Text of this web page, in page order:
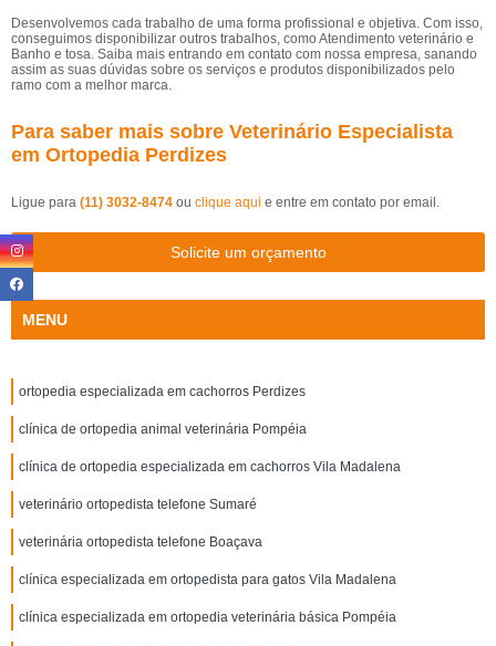
Desenvolvemos cada trabalho de uma forma profissional e objetiva. Com isso,
conseguimos disponibilizar outros trabalhos, como Atendimento veterinário e
Banho e tosa. Saiba mais entrando em contato com nossa empresa, sanando
assim as suas dúvidas sobre os serviços e produtos disponibilizados pelo
ramo com a melhor marca.
Para saber mais sobre Veterinário Especialista
em Ortopedia Perdizes
Ligue para (11) 3032-8474 ou clique aqui e entre em contato por email.
Solicite um orçamento
MENU
ortopedia especializada em cachorros Perdizes
clínica de ortopedia animal veterinária Pompéia
clínica de ortopedia especializada em cachorros Vila Madalena
veterinário ortopedista telefone Sumaré
veterinária ortopedista telefone Boaçava
clínica especializada em ortopedista para gatos Vila Madalena
clínica especializada em ortopedia veterinária básica Pompéia